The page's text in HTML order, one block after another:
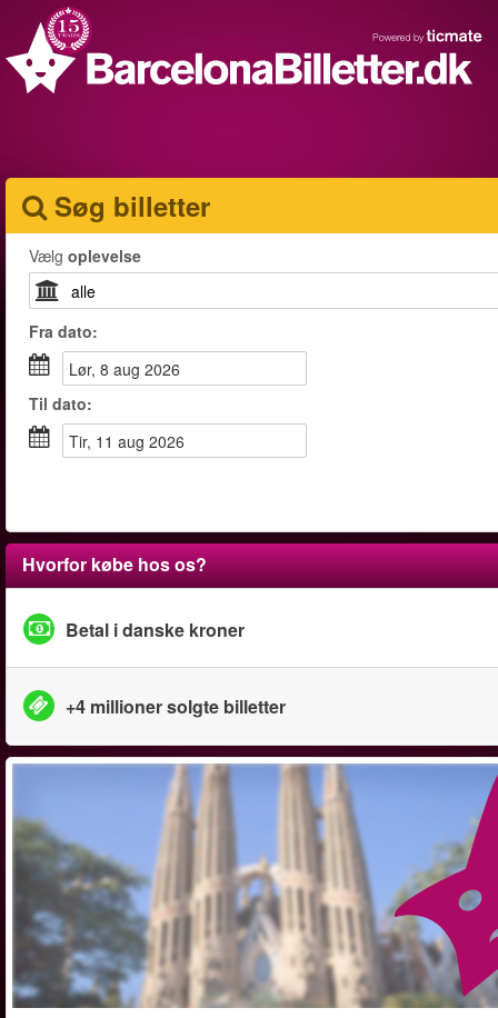
Søg billetter
Vælg oplevelse
Fra dato:
lør, 8 aug 2026
Til dato:
tir, 11 aug 2026
Hvorfor købe hos os?
Betal i danske kroner
+4 millioner solgte billetter